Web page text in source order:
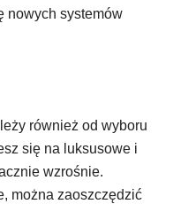
nowych systemów
również od wyboru
się na luksusowe i
wzrośnie.
można zaoszczędzić